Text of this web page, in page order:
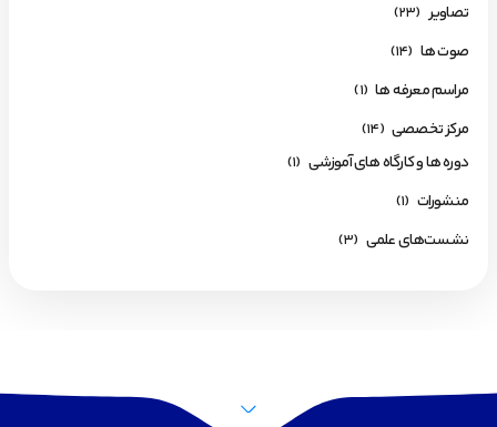
تصاویر (23)
صوت ها (14)
مراسم معرفه ها (1)
مرکز تخصصی (14)
دوره ها و کارگاه های آموزشی (1)
منشورات (1)
نشست‌های علمی (3)